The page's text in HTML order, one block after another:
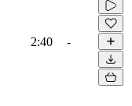
2:40 -